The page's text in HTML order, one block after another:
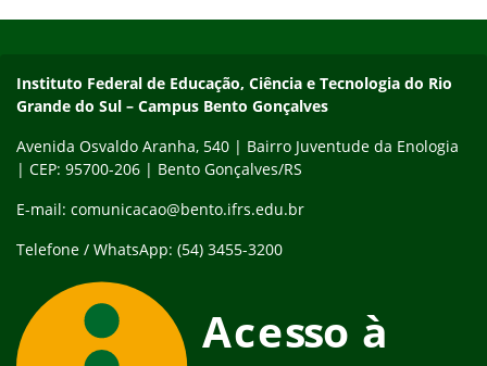
Contato
Instituto Federal de Educação, Ciência e Tecnologia do Rio
Grande do Sul – Campus Bento Gonçalves
Avenida Osvaldo Aranha, 540 | Bairro Juventude da Enologia
| CEP: 95700-206 | Bento Gonçalves/RS
E-mail: comunicacao@bento.ifrs.edu.br
Telefone / WhatsApp: (54) 3455-3200